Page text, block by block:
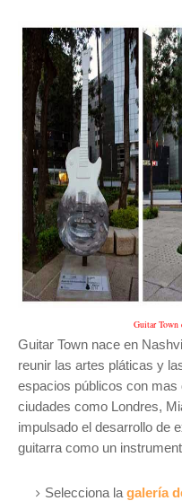
Guitar Town
Guitar Town nace en
reunir las artes pláticas y
espacios públicos con mas
ciudades como Londres,
impulsado el desarrollo de
guitarra como un
Selecciona la galería